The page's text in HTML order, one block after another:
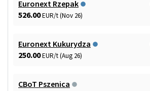
Euronext Rzepak
526.00EUR/t (Nov 26)
Euronext Kukurydza
250.00EUR/t (Aug 26)
CBoT Pszenica